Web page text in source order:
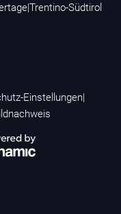
|Trentino-Südtirol
Einstellungen|